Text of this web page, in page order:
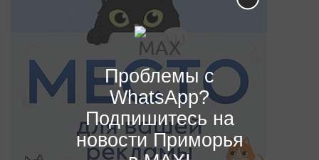
Проблемы с
WhatsApp?
Подпишитесь на
новости Приморья